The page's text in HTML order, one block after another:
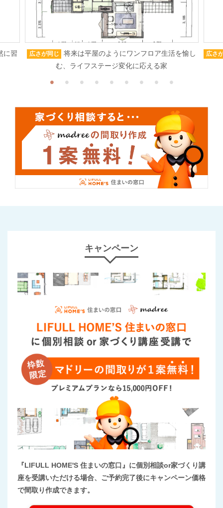
に習 広さが同じ
将来は平屋のようにワンフロア生活を愉し
む、ライフステージ変化に応える家
広さ
キャンペーン
『LIFULL HOME'S 住まいの窓口』に個別相談or家づくり講
座を受講いただける場合、ご予約完了後にキャンペーン価格
で間取り作成できます。